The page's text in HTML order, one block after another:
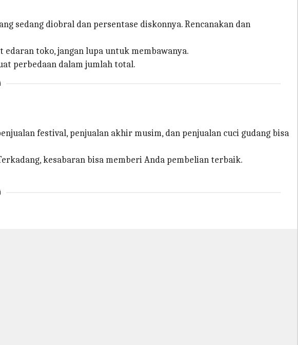
sedang diobral dan persentase diskonnya. Rencanakan dan
toko, jangan lupa untuk membawanya.
perbedaan dalam jumlah total.
festival, penjualan akhir musim, dan penjualan cuci gudang bisa
kesabaran bisa memberi Anda pembelian terbaik.